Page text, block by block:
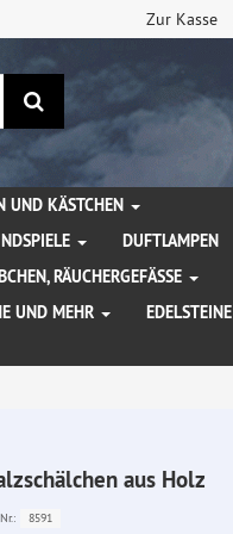
Zur Kasse
Suchen
UND KÄSTCHEN
DUFTLAMPEN
RÄUCHERGEFÄSSE
UND MEHR
EDELSTEINE
aus Holz
8591